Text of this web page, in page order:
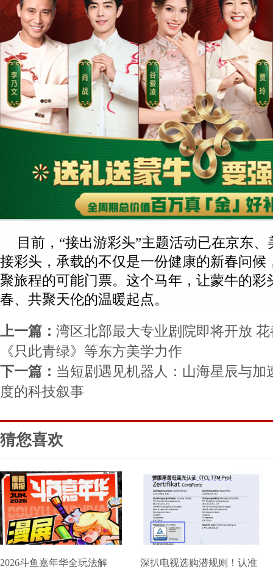
目前，“接出游彩头”主题活动已在京东
接彩头，承载的不仅是一份健康的新春问候
聚旅程的可能门票。这个马年，让蒙牛的彩
春、共聚天伦的温暖起点。
上一篇： 湾区北部最大专业剧院即将开放
《只此青绿》等东方美学力作
下一篇： 当短剧遇见机器人：山海星辰与加
度的科技叙事
猜您喜欢
2026斗鱼嘉年华全玩法解 深扒电视选购潜规则！认准